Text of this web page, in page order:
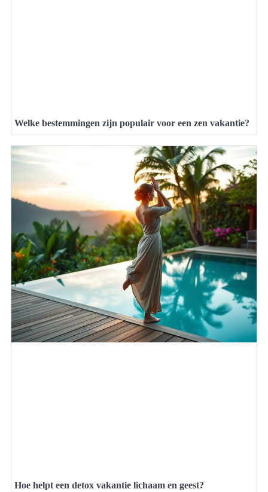
Welke bestemmingen zijn populair voor een zen vakantie?
Hoe helpt een detox vakantie lichaam en geest?